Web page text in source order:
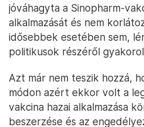
jóváhagyta a Sinopharm-
alkalmazását és nem
idősebbek esetében sem,
politikusok részéről
Azt már nem teszik hozzá,
módon azért ekkor volt a
vakcina hazai alkalmazása
beszerzése és az